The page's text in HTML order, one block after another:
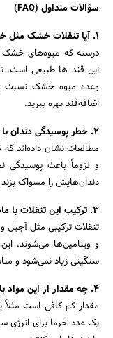
سؤالات متداول (FAQ)
۱. آیا تنقلات خشک مثل خرما یا کشمش برای کودکان شکر زیادی دارد؟
درسته که میوه‌های خشک
این قند ها طبیعی است.
وعده میوه خشک نسبت به
اضافه‌قند بهره ببرید.
۲. خطر پوسیدگی دندان با مصرف کشمش چقدر جدی است؟
مطالعات نشان داده‌اند
و لزوماً باعث پوسیدگی
دندان‌هایش را مسواک
۳. ترکیب این تنقلات با مادر یا پدر چه فوایدی دارد؟
تنقلات ترکیبی مثل آجیل
و ویتامین‌ها می‌شوند.
سنگینی زیاد نمی‌شود و
۴. چه مقدار از این مواد باید روزانه مصرف شود؟
یک عدد خرما برای